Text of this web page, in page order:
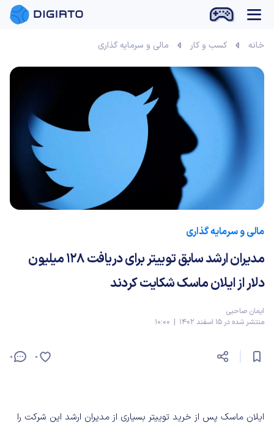
بازی آنلاین
خانه کسب و کار مالی و سرمایه گذاری
مالی و سرمایه گذاری
مدیران ارشد سابق توییتر برای دریافت 128 میلیون
دلار از ایلان ماسک شکایت کردند
ایمان صاحبی
منتشر شده در 15 اسفند 1402 | 10:00
0 0
ایلان ماسک پس از خرید توییتر بسیاری از مدیران ارشد این شرکت را